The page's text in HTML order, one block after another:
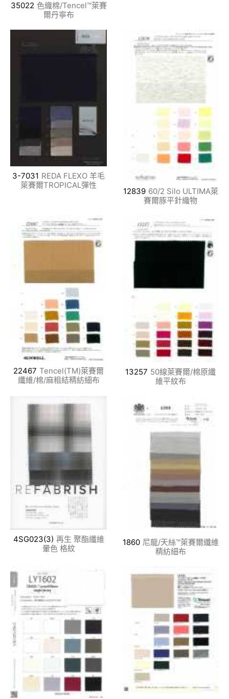
35022 色織棉/Tencel™萊賽
爾丹寧布
3-7031 REDA FLEXO 羊毛
萊賽爾TROPICAL彈性
12839 60/2 Silo ULTIMA萊
賽爾豚平針織物
22467 Tencel(TM)萊賽爾
纖維/棉/麻粗結精紡細布
13257 50線萊賽爾/棉原纖
維平紋布
4SG023(3) 再生 聚酯纖維
暈色 格紋
1860 尼龍/天絲™萊賽爾纖維
精紡細布